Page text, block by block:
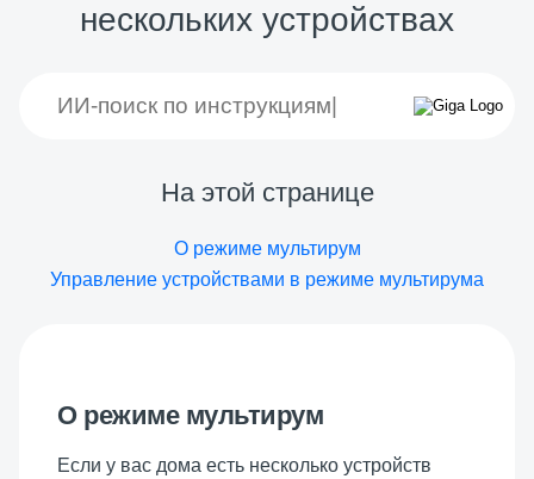
нескольких устройствах
На этой странице
О режиме мультирум
Управление устройствами в режиме мультирума
О режиме мультирум
Если у вас дома есть несколько устройств